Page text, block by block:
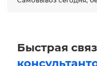
Быстрая